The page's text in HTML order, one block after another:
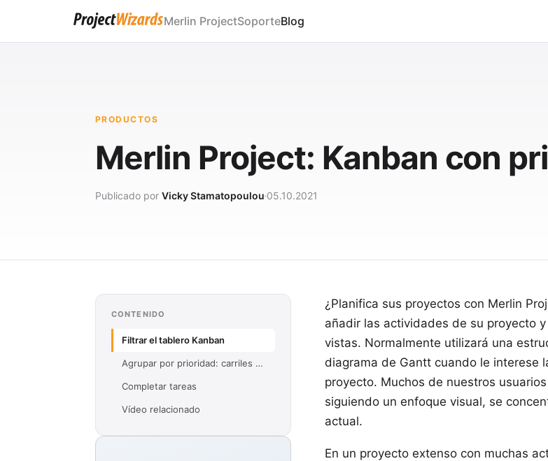
Merlin ProjectSoporteBlog
PRODUCTOS
Merlin Project: Kanban con
Publicado por Vicky Stamatopoulou 05.10.2021
CONTENIDO
Filtrar el tablero Kanban
Agrupar por prioridad: carriles de prioridad
Completar tareas
Vídeo relacionado
¿Planifica sus proyectos con Merlin
añadir las actividades de su proyecto
vistas. Normalmente utilizará una
diagrama de Gantt cuando le interese
proyecto. Muchos de nuestros
siguiendo un enfoque visual, se
actual.
En un proyecto extenso con muchas